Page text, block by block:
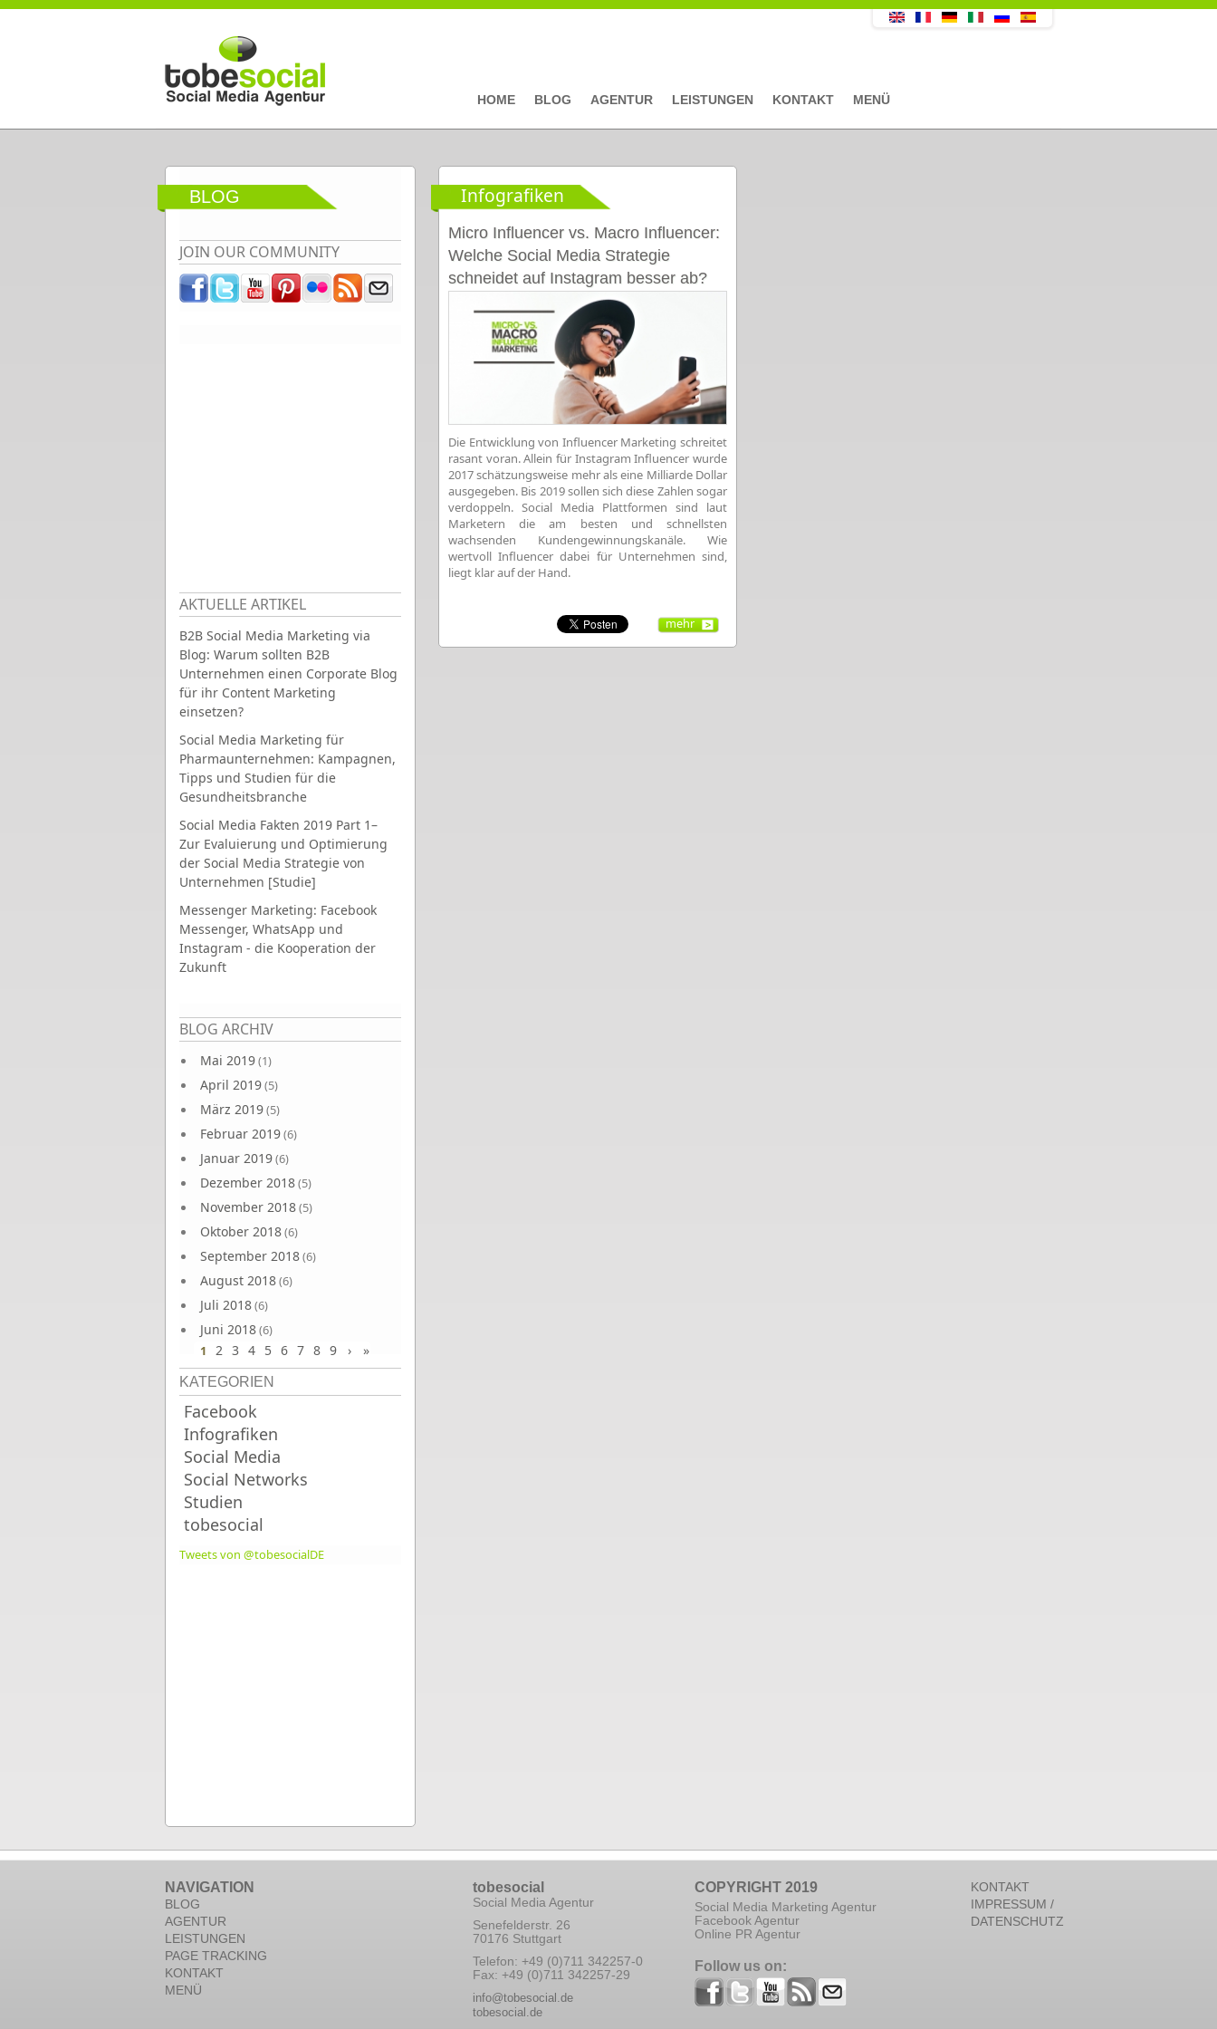
Direkt zum Inhalt
HOME BLOG AGENTUR LEISTUNGEN KONTAKT MENÜ
BLOG
JOIN OUR COMMUNITY
AKTUELLE ARTIKEL
B2B Social Media Marketing via
Blog: Warum sollten B2B
Unternehmen einen Corporate Blog
für ihr Content Marketing
einsetzen?
Social Media Marketing für
Pharmaunternehmen: Kampagnen,
Tipps und Studien für die
Gesundheitsbranche
Social Media Fakten 2019 Part 1–
Zur Evaluierung und Optimierung
der Social Media Strategie von
Unternehmen [Studie]
Messenger Marketing: Facebook
Messenger, WhatsApp und
Instagram - die Kooperation der
Zukunft
BLOG ARCHIV
Mai 2019(1)
April 2019(5)
März 2019(5)
Februar 2019(6)
Januar 2019(6)
Dezember 2018(5)
November 2018(5)
Oktober 2018(6)
September 2018(6)
August 2018(6)
Juli 2018(6)
Juni 2018(6)
Seiten
1 2 3 4 5 6 7 8 9 › »
KATEGORIEN
Facebook
Infografiken
Social Media
Social Networks
Studien
tobesocial
Tweets von @tobesocialDE
Infografiken
Micro Influencer vs. Macro Influencer:
Welche Social Media Strategie
schneidet auf Instagram besser ab?
Die Entwicklung von Influencer Marketing schreitet
rasant voran. Allein für Instagram Influencer wurde
2017 schätzungsweise mehr als eine Milliarde Dollar
ausgegeben. Bis 2019 sollen sich diese Zahlen sogar
verdoppeln. Social Media Plattformen sind laut
Marketern die am besten und schnellsten
wachsenden Kundengewinnungskanäle. Wie
wertvoll Influencer dabei für Unternehmen sind,
liegt klar auf der Hand.
mehr
NAVIGATION
BLOG
AGENTUR
LEISTUNGEN
PAGE TRACKING
KONTAKT
MENÜ
tobesocial
Social Media Agentur
Senefelderstr. 26
70176 Stuttgart
Telefon: +49 (0)711 342257-0
Fax: +49 (0)711 342257-29
info@tobesocial.de
tobesocial.de
COPYRIGHT 2019
Social Media Marketing Agentur
Facebook Agentur
Online PR Agentur
Follow us on:
KONTAKT
IMPRESSUM /
DATENSCHUTZ